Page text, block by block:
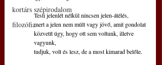
kortárs szépirodalom
filozófia
Testi jelenlét nélkül nincsen jelen-átélés,
mert a jelen nem múlt vagy jövő, amit gondolat
közvetít úgy, hogy ott sem voltunk, illetve
vagyunk,
tudjuk, volt és lesz, de a most kimarad belőle.